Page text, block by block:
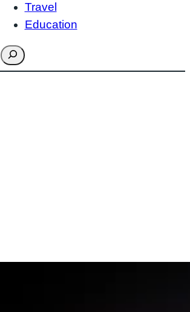
Travel
Education
Search